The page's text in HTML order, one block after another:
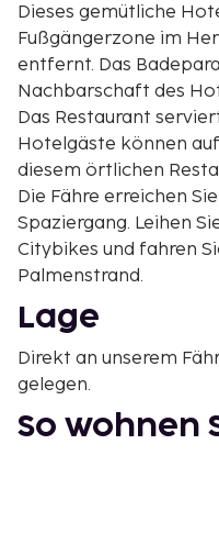
Dieses gemütliche
Fußgängerzone im
entfernt. Das
Nachbarschaft des
Das Restaurant
Hotelgäste können
diesem örtlichen
Die Fähre erreichen
Spaziergang. Leihen
Citybikes und fahren
Palmenstrand.
Lage
Direkt an unserem
gelegen.
So wohnen